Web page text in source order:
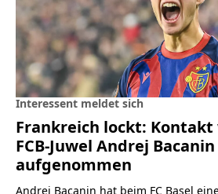
Interessent meldet sich
Frankreich lockt: Kontakt
FCB-Juwel Andrej Bacanin
aufgenommen
Andrej Bacanin hat beim FC Basel